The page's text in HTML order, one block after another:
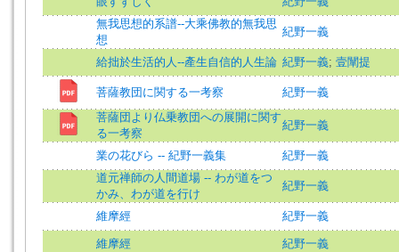
無我思想的系譜--大乘佛教的無我思
想
紀野一義
給拙於生活的人--產生自信的人生論 紀野一義; 壹闡提
菩薩教団に関する一考察
紀野一義
菩薩団より仏乗教団への展開に関す
る一考察
紀野一義
業の花びら -- 紀野一義集
紀野一義
道元禅師の人間道場 -- わが道をつ
かみ、わが道を行け
紀野一義
維摩經 紀野一義
維摩經 紀野一義